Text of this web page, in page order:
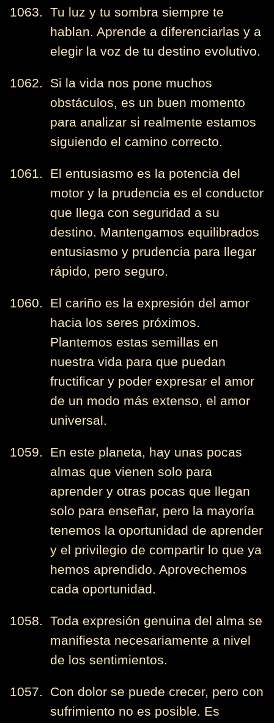
1063. Tu luz y tu sombra siempre te
hablan. Aprende a diferenciarlas y a
elegir la voz de tu destino evolutivo.
1062. Si la vida nos pone muchos
obstáculos, es un buen momento
para analizar si realmente estamos
siguiendo el camino correcto.
1061. El entusiasmo es la potencia del
motor y la prudencia es el conductor
que llega con seguridad a su
destino. Mantengamos equilibrados
entusiasmo y prudencia para llegar
rápido, pero seguro.
1060. El cariño es la expresión del amor
hacia los seres próximos.
Plantemos estas semillas en
nuestra vida para que puedan
fructificar y poder expresar el amor
de un modo más extenso, el amor
universal.
1059. En este planeta, hay unas pocas
almas que vienen solo para
aprender y otras pocas que llegan
solo para enseñar, pero la mayoría
tenemos la oportunidad de aprender
y el privilegio de compartir lo que ya
hemos aprendido. Aprovechemos
cada oportunidad.
1058. Toda expresión genuina del alma se
manifiesta necesariamente a nivel
de los sentimientos.
1057. Con dolor se puede crecer, pero con
sufrimiento no es posible. Es